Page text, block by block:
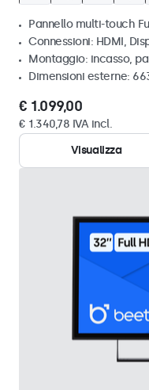
Pannello multi-touch
Connessioni: HDMI,
Montaggio: incasso,
Dimensioni esterne:
€ 1.099,00
€ 1.340,78 IVA incl.
Visualizza